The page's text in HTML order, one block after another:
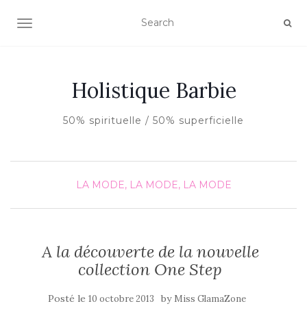
AFFICHER/MASQUER LA NAVIGATION
Holistique Barbie
50% spirituelle / 50% superficielle
LA MODE, LA MODE, LA MODE
A la découverte de la nouvelle
collection One Step
Posté le 10 octobre 2013 by Miss GlamaZone